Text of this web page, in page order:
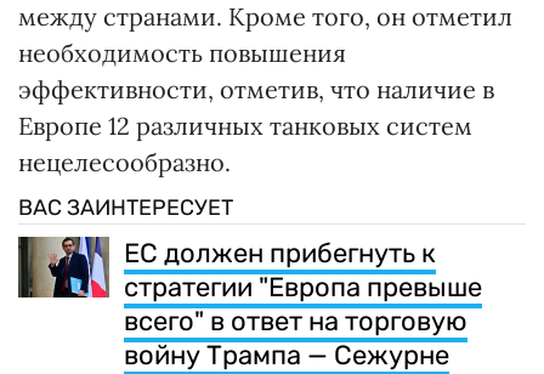
между странами. Кроме того, он отметил
необходимость повышения
эффективности, отметив, что наличие в
Европе 12 различных танковых систем
нецелесообразно.
ВАС ЗАИНТЕРЕСУЕТ
ЕС должен прибегнуть к
стратегии "Европа превыше
всего" в ответ на торговую
войну Трампа — Сежурне